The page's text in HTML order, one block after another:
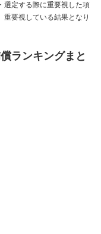
選定する際に重要視した項
重要視している結果となり
ランキングまと